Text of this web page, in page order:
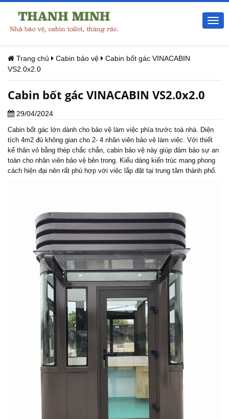
Trang chủ Cabin bảo vệ
Cabin bốt gác VINACABIN
VS2.0x2.0
Cabin bốt gác VINACABIN VS2.0x2.0
29/04/2024
Cabin bốt gác lớn dành cho bảo vệ làm việc phía trước toà nhà. Diện
tích 4m2 đủ không gian cho 2- 4 nhân viên bảo vệ làm việc. Với thiết
kế thân vỏ bằng thép chắc chắn, cabin bảo vệ này giúp đảm bảo sự an
toàn cho nhân viên bảo vệ bên trong. Kiểu dáng kiến trúc mang phong
cách hiện đại nên rất phù hợp với việc lắp đặt tại trung tâm thành phố.